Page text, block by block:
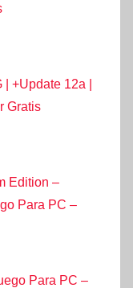
+Update 12a |
Gratis
Edition –
Para PC –
Para PC –